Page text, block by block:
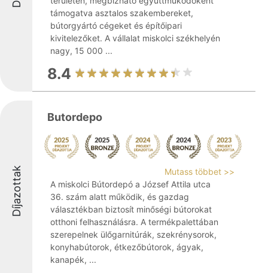
támogatva asztalos szakembereket,
bútorgyártó cégeket és építőipari
kivitelezőket. A vállalat miskolci székhelyén
nagy, 15 000 ...
8.4
Díjazottak
Butordepo
Mutass többet >>
A miskolci Bútordepó a József Attila utca
36. szám alatt működik, és gazdag
választékban biztosít minőségi bútorokat
otthoni felhasználásra. A termékpalettában
szerepelnek ülőgarnitúrák, szekrénysorok,
konyhabútorok, étkezőbútorok, ágyak,
kanapék, ...